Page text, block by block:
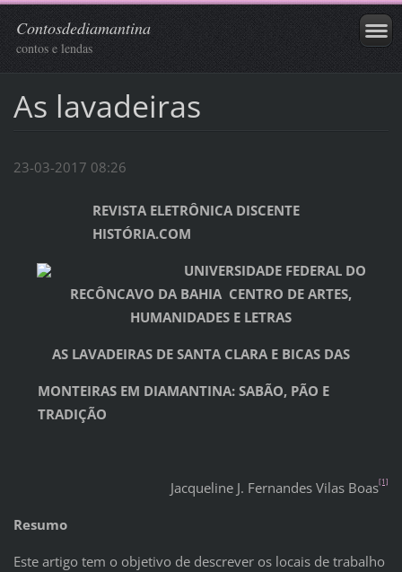
Contosdediamantina
contos e lendas
As lavadeiras
23-03-2017 08:26
REVISTA ELETRÔNICA DISCENTE
HISTÓRIA.COM
UNIVERSIDADE FEDERAL DO
RECÔNCAVO DA BAHIA CENTRO DE ARTES,
HUMANIDADES E LETRAS
AS LAVADEIRAS DE SANTA CLARA E BICAS DAS
MONTEIRAS EM DIAMANTINA: SABÃO, PÃO E
TRADIÇÃO
Jacqueline J. Fernandes Vilas Boas[1]
Resumo
Este artigo tem o objetivo de descrever os locais de trabalho